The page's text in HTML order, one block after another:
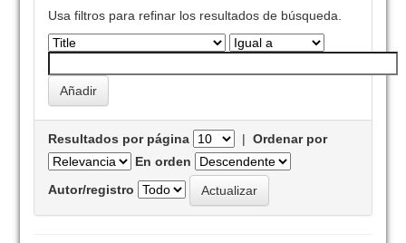
Usa filtros para refinar los resultados de búsqueda.
Resultados por página |Ordenar por
En orden
Autor/registro